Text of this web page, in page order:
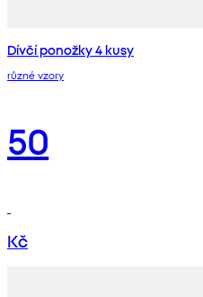
Dívčí ponožky 4 kusy
různé vzory
50
Kč